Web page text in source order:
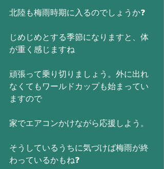
北陸も梅雨時期に入るのでしょうか❓
じめじめとする季節になりますと、体
が重く感じますね
頑張って乗り切りましょう。外に出れ
なくてもワールドカップも始まってい
ますので
家でエアコンかけながら応援しよう。
そうしているうちに気づけば梅雨が終
わっているかもね❓